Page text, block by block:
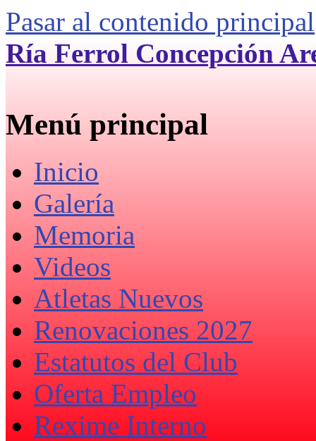
Pasar al contenido principal
Ría Ferrol Concepción
Menú principal
Inicio
Galería
Memoria
Videos
Atletas Nuevos
Renovaciones 2027
Estatutos del Club
Oferta Empleo
Rexime Interno